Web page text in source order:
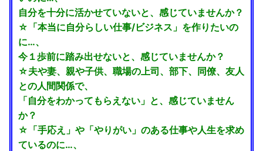
自分を十分に活かせていないと、感じていませんか？
☆「本当に自分らしい仕事/ビジネス」を作りたいの
に…、
今１歩前に踏み出せないと、感じていませんか？
☆夫や妻、親や子供、職場の上司、部下、同僚、友人
との人間関係で、
「自分をわかってもらえない」と、感じていません
か？
☆「手応え」や「やりがい」のある仕事や人生を求め
ているのに…、